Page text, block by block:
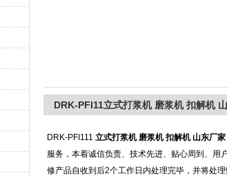
DRK-PFI11立式打浆机 磨浆机 扣解机
DRK-PFI111 立式打浆机 磨浆机 扣解机 山东厂家
服务，本着诚信负责、技术先进、贴心周到、用
修产品自收到后2个工作日内处理完毕，并将处理